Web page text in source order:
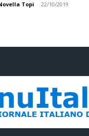
Topi - 22/10/2019